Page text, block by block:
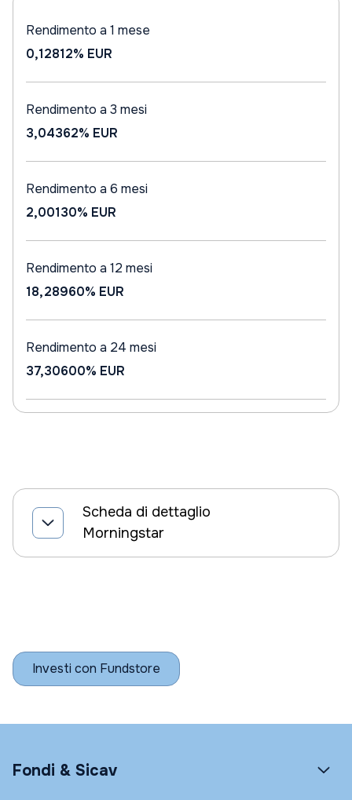
Rendimento a 1 mese
0,12812% EUR
Rendimento a 3 mesi
3,04362% EUR
Rendimento a 6 mesi
2,00130% EUR
Rendimento a 12 mesi
18,28960% EUR
Rendimento a 24 mesi
37,30600% EUR
Scheda di dettaglio
Morningstar
Investi con Fundstore
Fondi & Sicav